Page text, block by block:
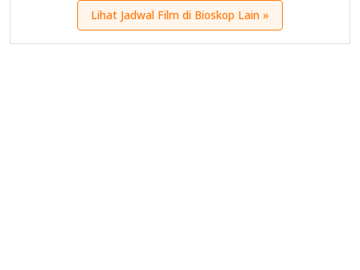
Lihat Jadwal Film di Bioskop Lain »